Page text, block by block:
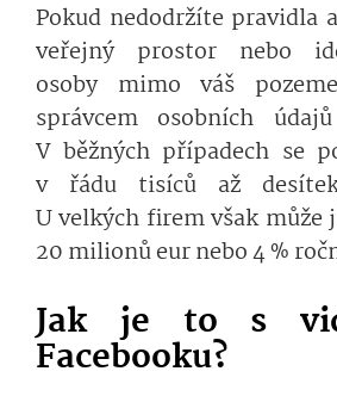
Pokud nedodržíte pravidla
veřejný prostor nebo
osoby mimo váš
správcem osobních
V běžných případech se
v řádu tisíců až
U velkých firem však
20 milionů eur nebo 4 %
Jak je to s
Facebooku?